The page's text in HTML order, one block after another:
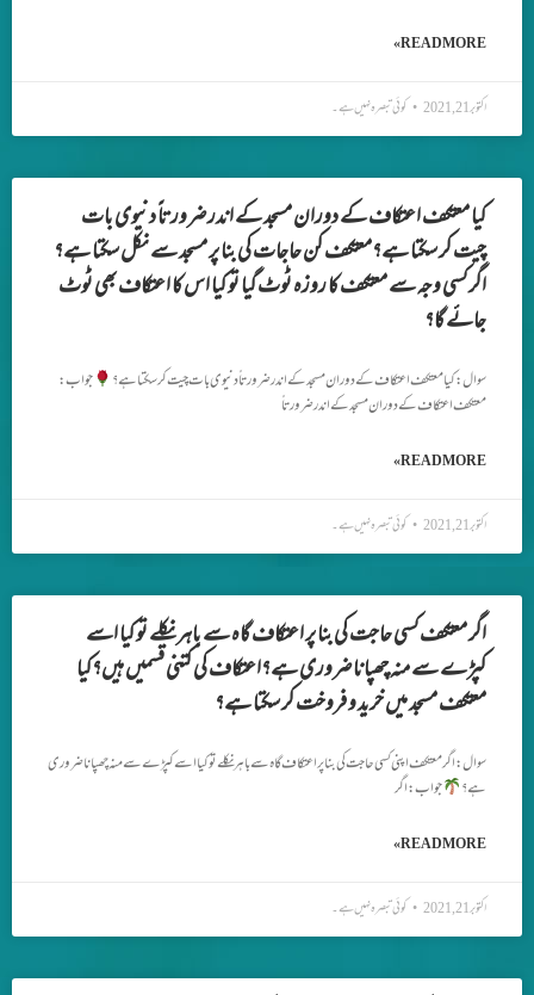
READ MORE »
اکتوبر 21, 2021 کوئی تبصرہ نہیں ہے۔
کیا معتکف اعتکاف کے دوران مسجد کے اندر ضرورتاً دنیوی بات
چیت کر سکتا ہے؟معتکف کن حاجات کی بنا پر مسجد سے نکل سکتا ہے؟
اگر کسی وجہ سے معتکف کا روزہ ٹوٹ گیا تو کیا اس کا اعتکاف بھی ٹوٹ
جائے گا؟
سوال: کیا معتکف اعتکاف کے دوران مسجد کے اندر ضرورتاً دنیوی بات چیت کر سکتا ہے؟
جواب:
معتکف اعتکاف کے دوران مسجد کے اندر ضرورتاً
READ MORE »
اکتوبر 21, 2021 کوئی تبصرہ نہیں ہے۔
اگر معتکف کسی حاجت کی بنا پر اعتکاف گاہ سے باہر نکلے تو کیا اسے
کپڑے سے منہ چھپانا ضروری ہے؟اعتکاف کی کتنی قسمیں ہیں؟کیا
معتکف مسجد میں خرید و فروخت کر سکتا ہے؟
سوال: اگر معتکف اپنی کسی حاجت کی بنا پر اعتکاف گاہ سے باہر نکلے تو کیا اسے کپڑے سے منہ چھپانا ضروری
ہے؟
جواب: اگر
READ MORE »
اکتوبر 21, 2021 کوئی تبصرہ نہیں ہے۔